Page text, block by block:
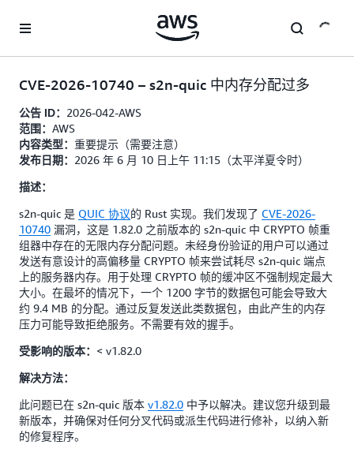
CVE-2026-10740 – s2n-quic 中内存分配过多
公告 ID： 2026-042-AWS
范围： AWS
内容类型： 重要提示（需要注意）
发布日期： 2026 年 6 月 10 日上午 11:15（太平洋夏令时）
描述：
s2n-quic 是 QUIC 协议的 Rust 实现。我们发现了 CVE-2026-
10740 漏洞，这是 1.82.0 之前版本的 s2n-quic 中 CRYPTO 帧重
组器中存在的无限内存分配问题。未经身份验证的用户可以通过
发送有意设计的高偏移量 CRYPTO 帧来尝试耗尽 s2n-quic 端点
上的服务器内存。用于处理 CRYPTO 帧的缓冲区不强制规定最大
大小。在最坏的情况下，一个 1200 字节的数据包可能会导致大
约 9.4 MB 的分配。通过反复发送此类数据包，由此产生的内存
压力可能导致拒绝服务。不需要有效的握手。
受影响的版本： < v1.82.0
解决方法：
此问题已在 s2n-quic 版本 v1.82.0 中予以解决。建议您升级到最
新版本，并确保对任何分叉代码或派生代码进行修补，以纳入新
的修复程序。